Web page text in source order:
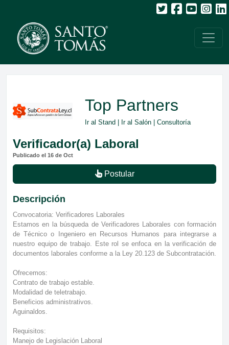
Top Partners
Ir al Stand Ir al Salón| Consultoría
Verificador(a) Laboral
Publicado el 16 de Oct
Postular
Descripción
Convocatoria: Verificadores Laborales
Estamos en la búsqueda de Verificadores Laborales con formación
de Técnico o Ingeniero en Recursos Humanos para integrarse a
nuestro equipo de trabajo. Este rol se enfoca en la verificación de
documentos laborales conforme a la Ley 20.123 de Subcontratación.
Ofrecemos:
Contrato de trabajo estable.
Modalidad de teletrabajo.
Beneficios administrativos.
Aguinaldos.
Requisitos:
Manejo de Legislación Laboral